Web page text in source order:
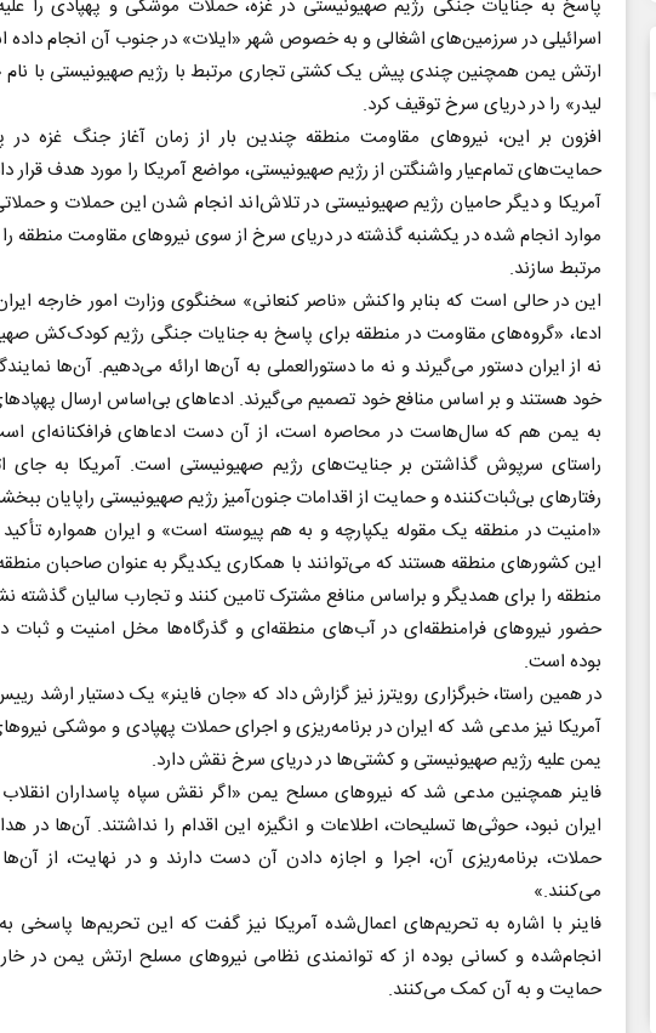
پاسخ به جنایات جنگی رژیم صهیونیستی در غزه، حملات موشکی و پهپادی را
اسرائیلی در سرزمین‌های اشغالی و به خصوص شهر «ایلات» در جنوب آن انجام
ارتش یمن همچنین چندی پیش یک کشتی تجاری مرتبط با رژیم صهیونیستی با
لیدر» را در دریای سرخ توقیف کرد.
افزون بر این، نیرو‌های مقاومت منطقه چندین بار از زمان آغاز جنگ غزه در
حمایت‌های تمام‌عیار واشنگتن از رژیم صهیونیستی، مواضع آمریکا را مورد هدف قرار
آمریکا و دیگر حامیان رژیم صهیونیستی در تلاش‌اند انجام شدن این حملات و
موارد انجام شده در یکشنبه گذشته در دریای سرخ از سوی نیرو‌های مقاومت منطقه را
مرتبط سازند.
این در حالی است که بنابر واکنش «ناصر کنعانی» سخنگوی وزارت امور خارجه
ادعا، «گروه‌های مقاومت در منطقه برای پاسخ به جنایات جنگی رژیم کودک‌کش
نه از ایران دستور می‌گیرند و نه ما دستورالعملی به آن‌ها ارائه می‌دهیم. آن‌ها
خود هستند و بر اساس منافع خود تصمیم می‌گیرند. ادعا‌های بی‌اساس ارسال
به یمن هم که سال‌هاست در محاصره است، از آن دست ادعا‌های فرافکنانه‌ای
راستای سرپوش گذاشتن بر جنایت‌های رژیم صهیونیستی است. آمریکا به جای
رفتار‌های بی‌ثبات‌کننده و حمایت از اقدامات جنون‌آمیز رژیم صهیونیستی راپایان
«امنیت در منطقه یک مقوله یکپارچه و به هم پیوسته است» و ایران همواره
این کشور‌های منطقه هستند که می‌توانند با همکاری یکدیگر به عنوان صاحبان
منطقه را برای همدیگر و براساس منافع مشترک تامین کنند و تجارب سالیان گذشته
حضور نیرو‌های فرامنطقه‌ای در آب‌های منطقه‌ای و گذرگاه‌ها مخل امنیت و ثبات
بوده است.
در همین راستا، خبرگزاری رویترز نیز گزارش داد که «جان فاینر» یک دستیار ارشد
آمریکا نیز مدعی شد که ایران در برنامه‌ریزی و اجرای حملات پهپادی و موشکی
یمن علیه رژیم صهیونیستی و کشتی‌ها در دریای سرخ نقش دارد.
فاینر همچنین مدعی شد که نیرو‌های مسلح یمن «اگر نقش سپاه پاسداران
ایران نبود، حوثی‌ها تسلیحات، اطلاعات و انگیزه این اقدام را نداشتند. آن‌ها در
حملات، برنامه‌ریزی آن، اجرا و اجازه دادن آن دست دارند و در نهایت، از
می‌کنند.»
فاینر با اشاره به تحریم‌های اعمال‌شده آمریکا نیز گفت که این تحریم‌ها پاسخی
انجام‌شده و کسانی بوده از که توانمندی نظامی نیرو‌های مسلح ارتش یمن در
حمایت و به آن کمک می‌کنند.
سرنوشت‌های
و پژوهشگر
مدیریت ایرانی بر شناور‌های مضر
دکتر حسن عابدینی - معاون سیاسی سازمان
صداوسیما
اربعین
رحمت‌الله نوروزی